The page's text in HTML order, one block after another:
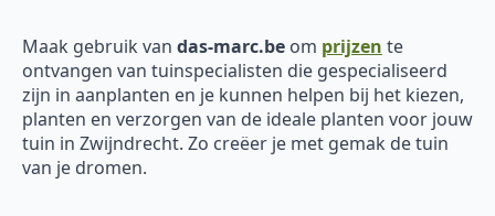
Maak gebruik van das-marc.be om prijzen te
ontvangen van tuinspecialisten die gespecialiseerd
zijn in aanplanten en je kunnen helpen bij het kiezen,
planten en verzorgen van de ideale planten voor jouw
tuin in Zwijndrecht. Zo creëer je met gemak de tuin
van je dromen.